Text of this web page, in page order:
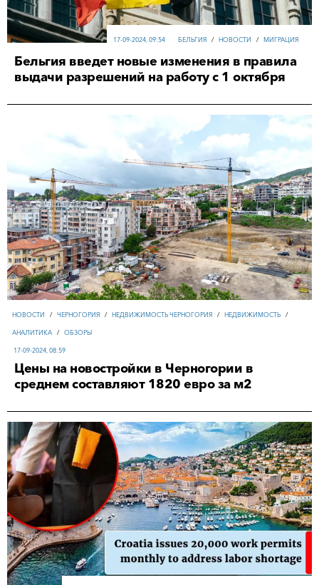
БЕЛЬГИЯ / НОВОСТИ / МИГРАЦИЯ
17-09-2024, 09:54
Бельгия введет новые изменения в правила
выдачи разрешений на работу с 1 октября
НОВОСТИ / ЧЕРНОГОРИЯ / НЕДВИЖИМОСТЬ ЧЕРНОГОРИЯ / НЕДВИЖИМОСТЬ /
АНАЛИТИКА / ОБЗОРЫ
17-09-2024, 08:59
Цены на новостройки в Черногории в
среднем составляют 1820 евро за м2